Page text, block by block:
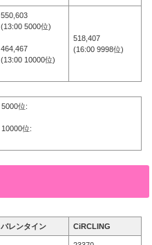
550,603
(13:00 5000位)
464,467
(13:00 10000位)
518,407
(16:00 9998位)
5000位:
10000位:
バレンタイン CiRCLING